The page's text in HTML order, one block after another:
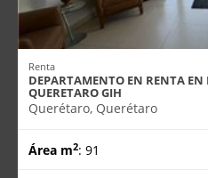
Renta
DEPARTAMENTO EN RENTA
QUERETARO GIH
Querétaro, Querétaro
Área m2: 91